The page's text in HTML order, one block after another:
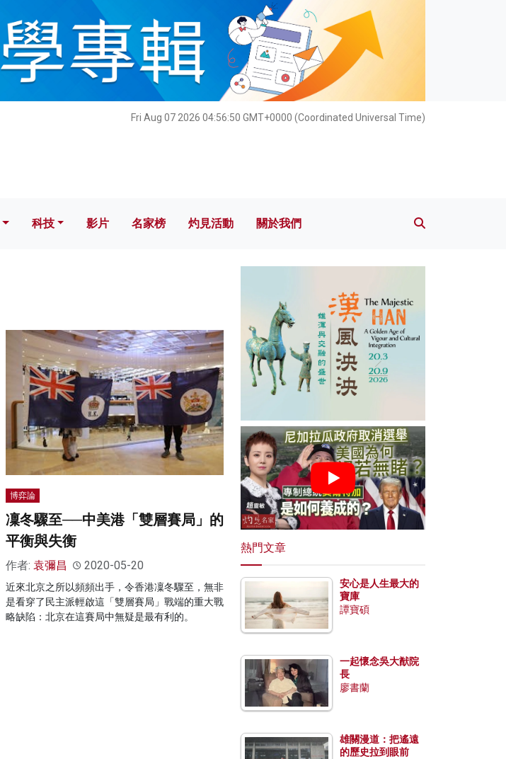
Fri Aug 07 2026 04:56:51 GMT+0000 (Coordinated Universal Time)
科技 影片 名家榜 灼見活動 關於我們
科技 影片 名家榜 灼見活動 關於我們
博弈論
凜冬驟至──中美港「雙層賽局」的
平衡與失衡
作者: 袁彌昌 2020-05-20
近來北京之所以頻頻出手，令香港凜冬驟至，無非
是看穿了民主派輕啟這「雙層賽局」戰端的重大戰
略缺陷：北京在這賽局中無疑是最有利的。
熱門文章
安心是人生最大的
寶庫
譚寶碩
一起懷念吳大猷院
長
廖書蘭
雄關漫道：把遙遠
的歷史拉到眼前